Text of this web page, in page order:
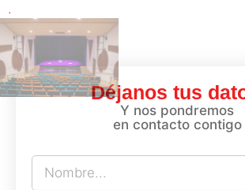
.
Déjanos tus
Y nos pondremos
en contacto contigo